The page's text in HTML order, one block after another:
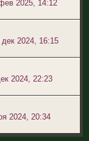
2025, 14:12
дек 2024, 16:15
2024, 22:23
2024, 20:34